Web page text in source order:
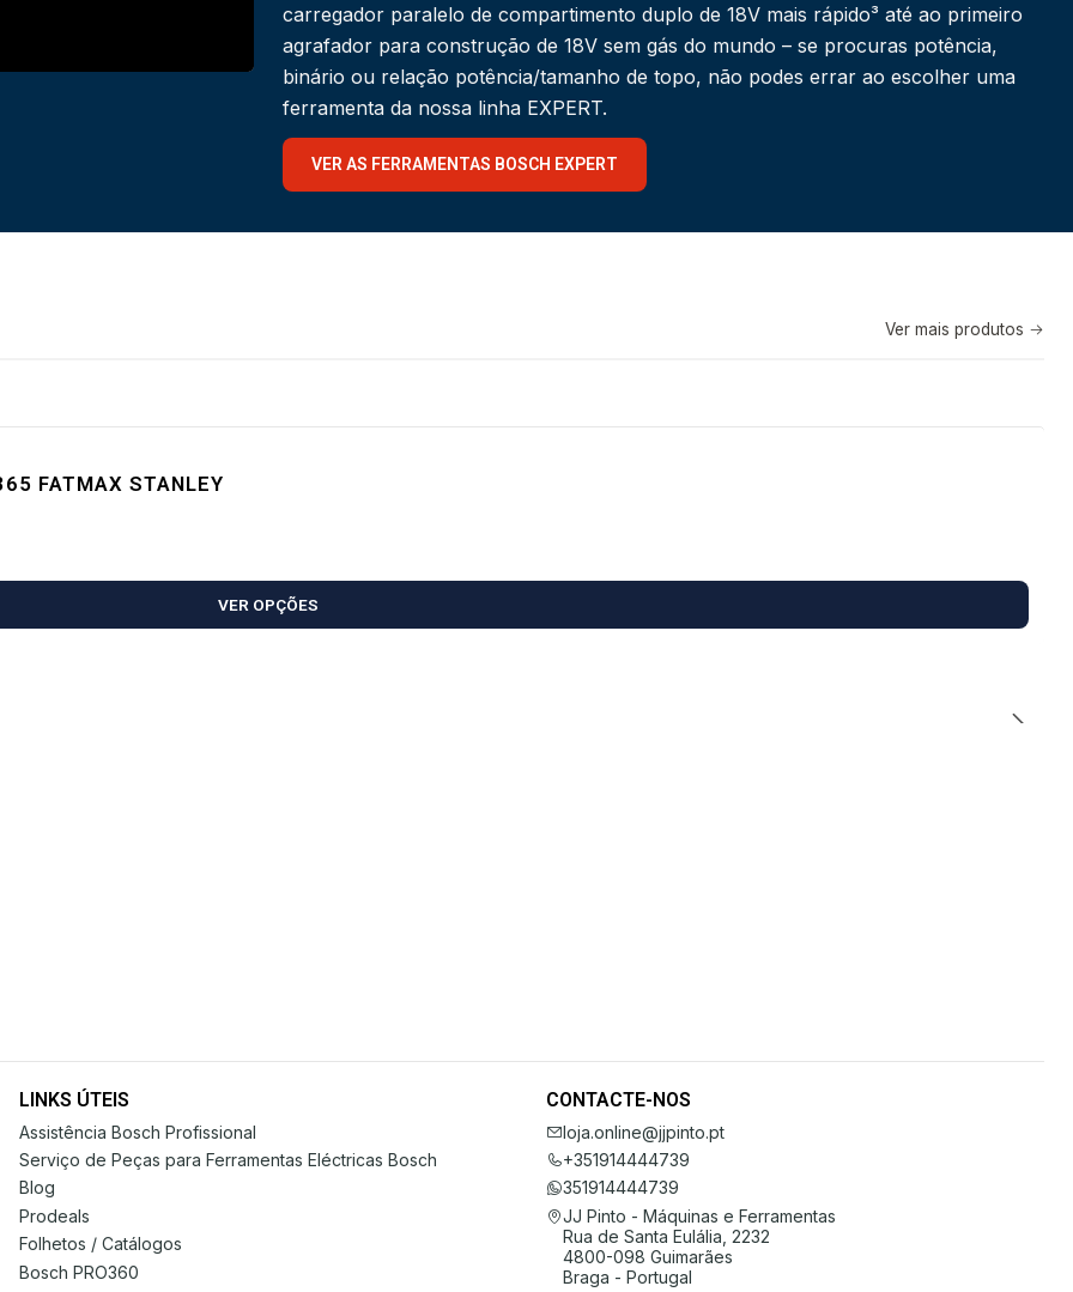
carregador paralelo de compartimento duplo de 18V mais rápido³ até ao primeiro
agrafador para construção de 18V sem gás do mundo – se procuras potência,
binário ou relação potência/tamanho de topo, não podes errar ao escolher uma
ferramenta da nossa linha EXPERT.
VER AS FERRAMENTAS BOSCH EXPERT
Ver mais produtos
FATMAX STANLEY
VER OPÇÕES
LINKS ÚTEIS
Assistência Bosch Profissional
Serviço de Peças para Ferramentas Eléctricas Bosch
Blog
Prodeals
Folhetos / Catálogos
Bosch PRO360
CONTACTE-NOS
loja.online@jjpinto.pt
+351914444739
351914444739
JJ Pinto - Máquinas e Ferramentas
Rua de Santa Eulália, 2232
4800-098 Guimarães
Braga - Portugal